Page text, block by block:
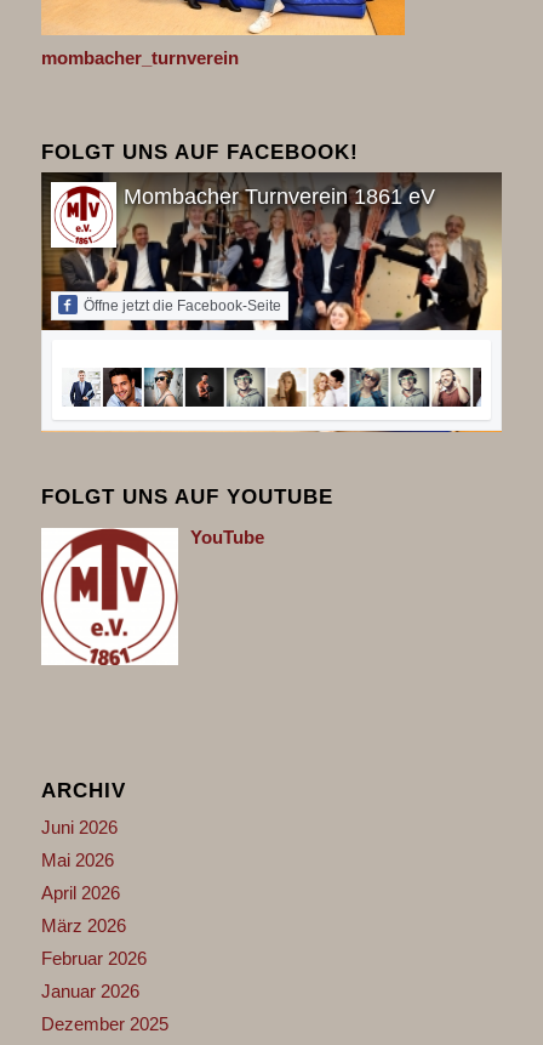
mombacher_turnverein
FOLGT UNS AUF FACEBOOK!
Mombacher Turnverein 1861 eV
Öffne jetzt die Facebook-Seite
FOLGT UNS AUF YOUTUBE
YouTube
ARCHIV
Juni 2026
Mai 2026
April 2026
März 2026
Februar 2026
Januar 2026
Dezember 2025